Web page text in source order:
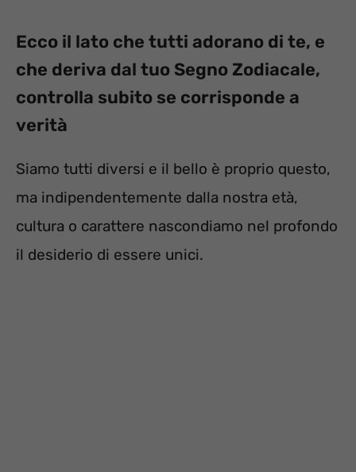
Ecco il lato che tutti adorano di te, e
che deriva dal tuo Segno Zodiacale,
controlla subito se corrisponde a
verità
Siamo tutti diversi e il bello è proprio questo,
ma indipendentemente dalla nostra età,
cultura o carattere nascondiamo nel profondo
il desiderio di essere unici.